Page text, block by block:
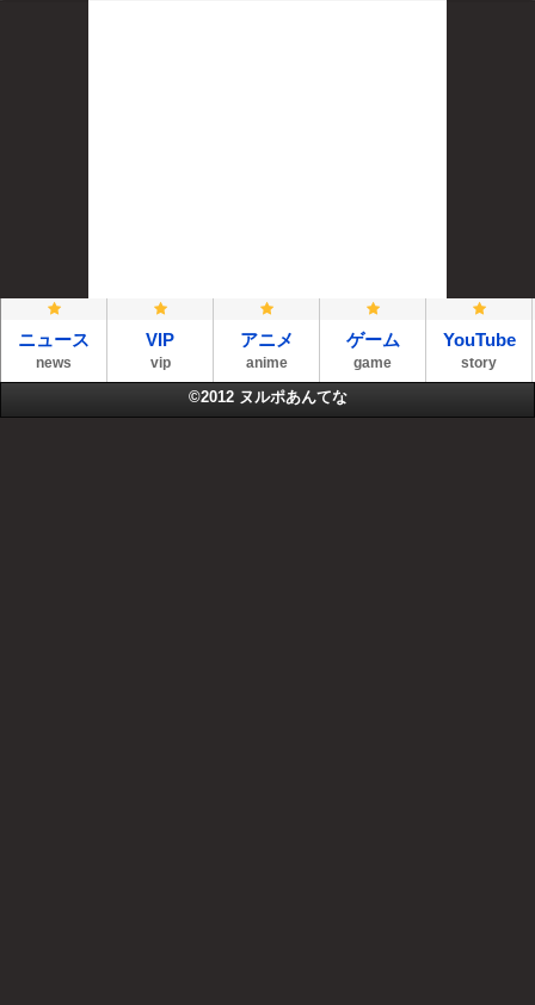
ニュース
news
VIP
vip
アニメ
anime
ゲーム
game
YouTube
story
©2012 ヌルポあんてな